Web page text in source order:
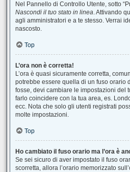
Nel Pannello di Controllo Utente, sotto
Nascondi il tuo stato in linea. Attivando
agli amministratori e a te stesso. Verrai
nascosto.
Top
L’ora non è corretta!
L’ora è quasi sicuramente corretta,
potrebbe essere quella di un fuso orario
fosse, devi cambiare le impostazioni del
farlo coincidere con la tua area, es.
ecc. Nota che solo gli utenti registrati
molte impostazioni.
Top
Ho cambiato il fuso orario ma l’ora è
Se sei sicuro di aver impostato il fuso
scorretta, allora l’orario memorizzato